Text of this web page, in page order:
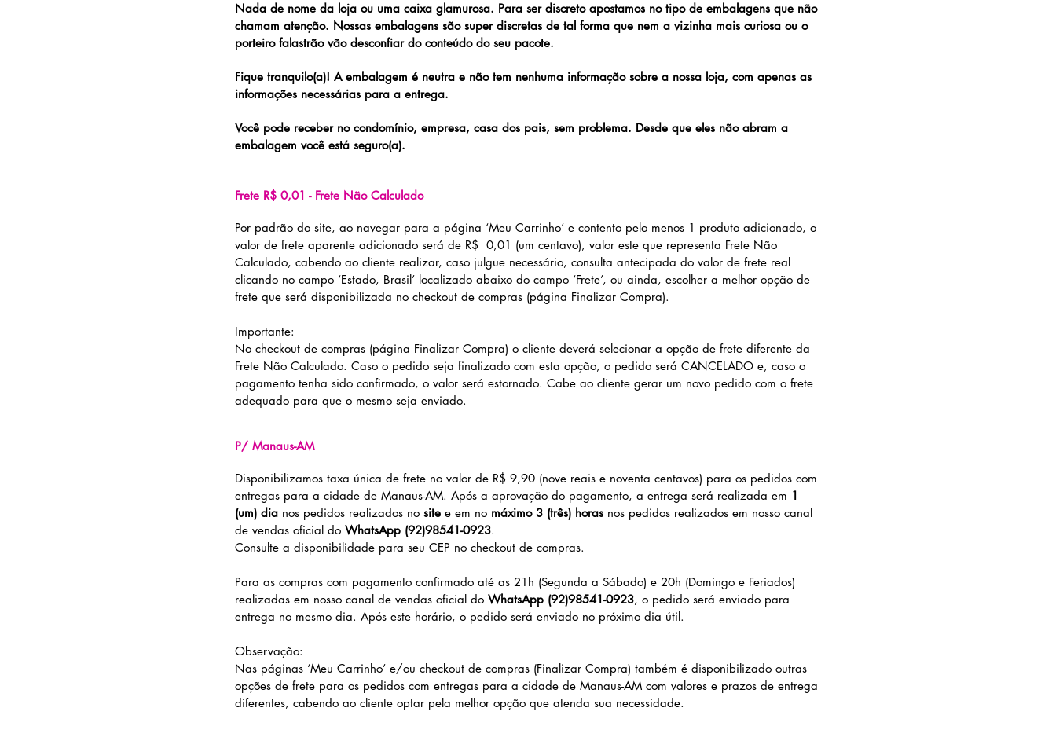
Nada de nome da loja ou uma caixa glamurosa. Para ser discreto apostamos no tipo de embalagens que não
chamam atenção. Nossas embalagens são super discretas de tal forma que nem a vizinha mais curiosa ou o
porteiro falastrão vão desconfiar do conteúdo do seu pacote.
Fique tranquilo(a)! A embalagem é neutra e não tem nenhuma informação sobre a nossa loja, com apenas as
informações necessárias para a entrega.
Você pode receber no condomínio, empresa, casa dos pais, sem problema. Desde que eles não abram a
embalagem você está seguro(a).
Frete R$ 0,01 - Frete Não Calculado
Por padrão do site, ao navegar para a página ‘Meu Carrinho’ e contento pelo menos 1 produto adicionado, o
valor de frete aparente adicionado será de R$ 0,01 (um centavo), valor este que representa Frete Não
Calculado, cabendo ao cliente realizar, caso julgue necessário, consulta antecipada do valor de frete real
clicando no campo ‘Estado, Brasil’ localizado abaixo do campo ‘Frete’, ou ainda, escolher a melhor opção de
frete que será disponibilizada no checkout de compras (página Finalizar Compra).
Importante:
No checkout de compras (página Finalizar Compra) o cliente deverá selecionar a opção de frete diferente da
Frete Não Calculado. Caso o pedido seja finalizado com esta opção, o pedido será CANCELADO e, caso o
pagamento tenha sido confirmado, o valor será estornado. Cabe ao cliente gerar um novo pedido com o frete
adequado para que o mesmo seja enviado.
P/ Manaus-AM
Disponibilizamos taxa única de frete no valor de R$ 9,90 (nove reais e noventa centavos) para os pedidos com
entregas para a cidade de Manaus-AM. Após a aprovação do pagamento, a entrega será realizada em 1
(um) dia nos pedidos realizados no site e em no máximo 3 (três) horas nos pedidos realizados em nosso canal
de vendas oficial do WhatsApp (92)98541-0923.
Consulte a disponibilidade para seu CEP no checkout de compras.
Para as compras com pagamento confirmado até as 21h (Segunda a Sábado) e 20h (Domingo e Feriados)
realizadas em nosso canal de vendas oficial do WhatsApp (92)98541-0923, o pedido será enviado para
entrega no mesmo dia. Após este horário, o pedido será enviado no próximo dia útil.
Observação:
Nas páginas ‘Meu Carrinho’ e/ou checkout de compras (Finalizar Compra) também é disponibilizado outras
opções de frete para os pedidos com entregas para a cidade de Manaus-AM com valores e prazos de entrega
diferentes, cabendo ao cliente optar pela melhor opção que atenda sua necessidade.